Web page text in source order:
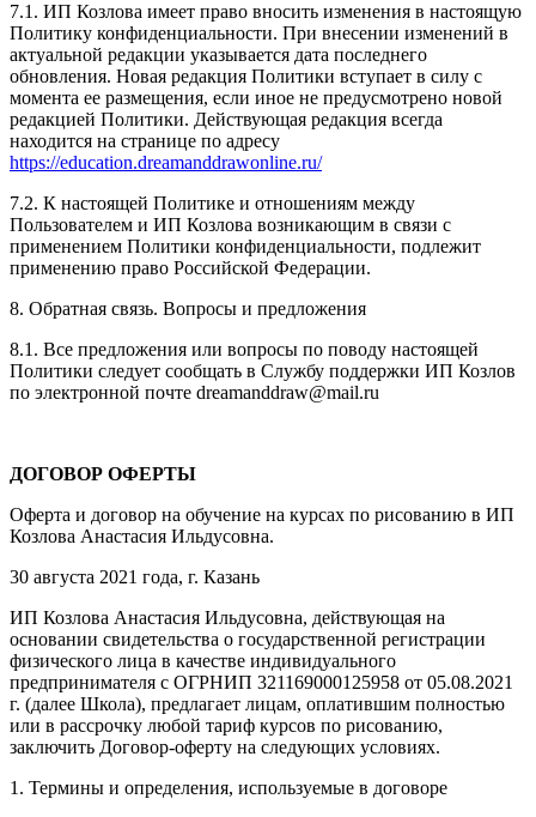
7.1. ИП Козлова имеет право вносить изменения в настоящую
Политику конфиденциальности. При внесении изменений в
актуальной редакции указывается дата последнего
обновления. Новая редакция Политики вступает в силу с
момента ее размещения, если иное не предусмотрено новой
редакцией Политики. Действующая редакция всегда
находится на странице по адресу
https://education.dreamanddrawonline.ru/
7.2. К настоящей Политике и отношениям между
Пользователем и ИП Козлова возникающим в связи с
применением Политики конфиденциальности, подлежит
применению право Российской Федерации.
8. Обратная связь. Вопросы и предложения
8.1. Все предложения или вопросы по поводу настоящей
Политики следует сообщать в Службу поддержки ИП Козлов
по электронной почте dreamanddraw@mail.ru
ДОГОВОР ОФЕРТЫ
Оферта и договор на обучение на курсах по рисованию в ИП
Козлова Анастасия Ильдусовна.
30 августа 2021 года, г. Казань
ИП Козлова Анастасия Ильдусовна, действующая на
основании свидетельства о государственной регистрации
физического лица в качестве индивидуального
предпринимателя с ОГРНИП 321169000125958 от 05.08.2021
г. (далее Школа), предлагает лицам, оплатившим полностью
или в рассрочку любой тариф курсов по рисованию,
заключить Договор-оферту на следующих условиях.
1. Термины и определения, используемые в договоре